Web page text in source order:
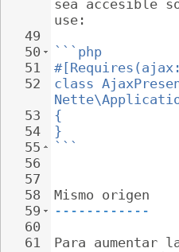
49
50
51
52
53
54
55
56
57
58
59
60
61
sea accesible
use:
```php
class
{
}
```
Mismo origen
------------
Para aumentar